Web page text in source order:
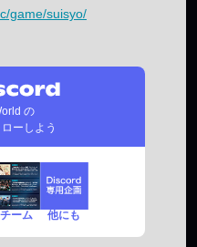
game/suisyo/
の
ーしよう
チーム 他にも